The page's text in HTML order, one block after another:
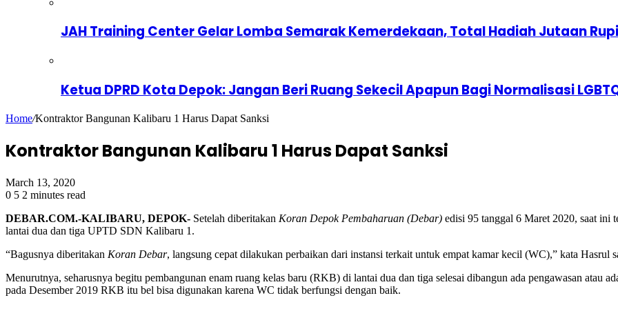
JAH Training Center Gelar Lomba Semarak Kemerdekaan, Total Hadiah Jutaan
Ketua DPRD Kota Depok: Jangan Beri Ruang Sekecil Apapun Bagi Normalisasi
Home/Kontraktor Bangunan Kalibaru 1 Harus Dapat Sanksi
Kontraktor Bangunan Kalibaru 1 Harus Dapat Sanksi
March 13, 2020
0 5 2 minutes read
DEBAR.COM.-KALIBARU, DEPOK- Setelah diberitakan Koran Depok Pembaharuan (Debar) edisi 95 tanggal 6 Maret 2020, saat ini
lantai dua dan tiga UPTD SDN Kalibaru 1.
“Bagusnya diberitakan Koran Debar, langsung cepat dilakukan perbaikan dari instansi terkait untuk empat kamar kecil (WC),” kata Hasrul
Menurutnya, seharusnya begitu pembangunan enam ruang kelas baru (RKB) di lantai dua dan tiga selesai dibangun ada pengawasan atau
pada Desember 2019 RKB itu bel bisa digunakan karena WC tidak berfungsi dengan baik.